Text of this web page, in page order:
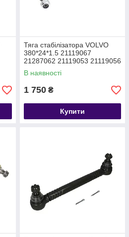
Тяга стабілізатора VOLVO
380*24*1.5 21119067
21287062 21119053 21119056
В наявності
1 750 ₴
Купити